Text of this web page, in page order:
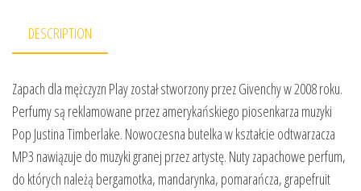
DESCRIPTION
Zapach dla mężczyzn Play został stworzony przez Givenchy w 2008 roku.
Perfumy są reklamowane przez amerykańskiego piosenkarza muzyki
Pop Justina Timberlake. Nowoczesna butelka w kształcie odtwarzacza
MP3 nawiązuje do muzyki granej przez artystę. Nuty zapachowe perfum,
do których należą bergamotka, mandarynka, pomarańcza, grapefruit